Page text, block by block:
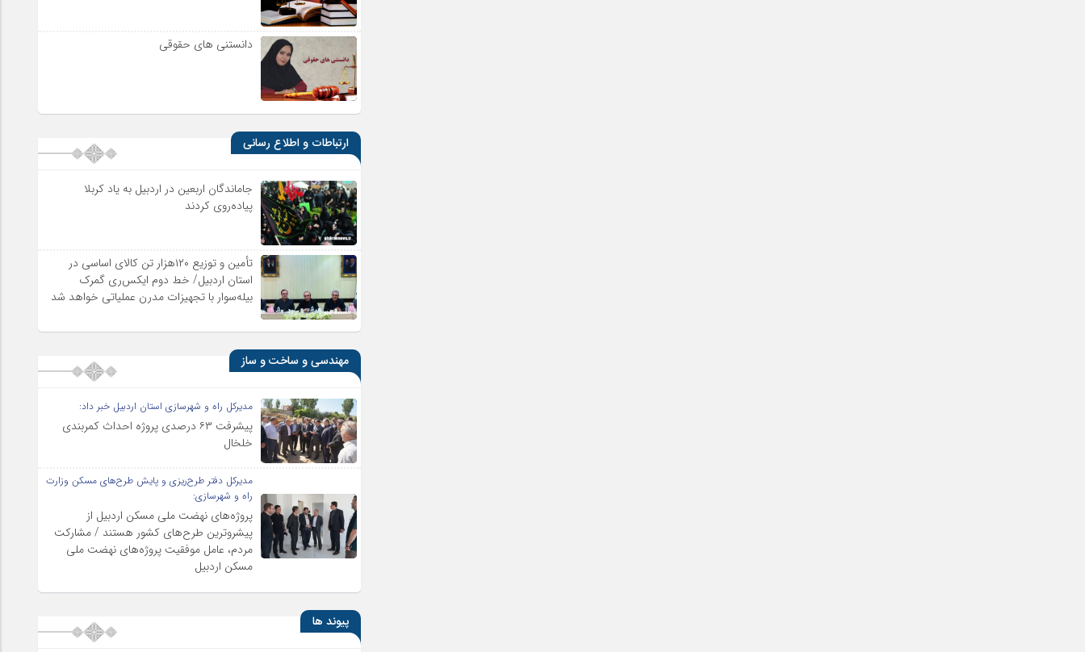
دانستنی های حقوقی
ارتباطات و اطلاع رسانی
جاماندگان اربعین در اردبیل به یاد کربلا
پیاده‌روی کردند
تأمین و توزیع ۱۲۰هزار تن کالای اساسی در
استان اردبیل/ خط دوم ایکس‌ری گمرک
بیله‌سوار با تجهیزات مدرن عملیاتی خواهد شد
مهندسی و ساخت و ساز
مدیرکل راه و شهرسازی استان اردبیل خبر داد:
پیشرفت ۶۳ درصدی پروژه احداث کمربندی
خلخال
مدیرکل دفتر طرح‌ریزی و پایش طرح‌های مسکن وزارت
راه و شهرسازی:
پروژه‌های نهضت ملی مسکن اردبیل از
پیشروترین طرح‌های کشور هستند / مشارکت
مردم، عامل موفقیت پروژه‌های نهضت ملی
مسکن اردبیل
پیوند ها